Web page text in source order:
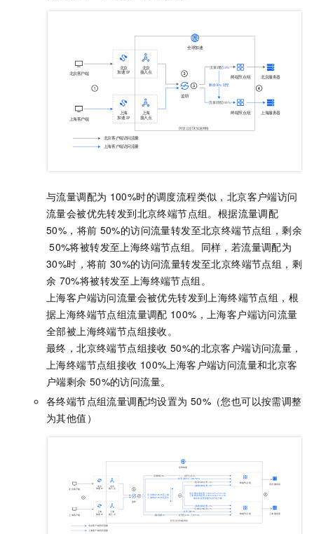
与流量调配为 100%时的调度流程类似，北京客户端访问
流量会被优先转发到北京终端节点组。根据流量调配
50%，将前 50%的访问流量转发至北京终端节点组，剩余
50%将被转发至上海终端节点组。同样，若流量调配为
30%时，将前 30%的访问流量转发至北京终端节点组，剩
余 70%将被转发至上海终端节点组。
上海客户端访问流量会被优先转发到上海终端节点组，根
据上海终端节点组流量调配 100%，上海客户端访问流量
全部被上海终端节点组接收。
最终，北京终端节点组接收 50%的北京客户端访问流量，
上海终端节点组接收 100%上海客户端访问流量和北京客
户端剩余 50%的访问流量。
各终端节点组流量调配均设置为 50%（您也可以按需调整
为其他值）